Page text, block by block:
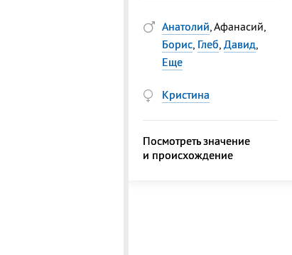
Анатолий, Афанасий,
Борис, Глеб, Давид,
Еще
Кристина
Посмотреть значение
и происхождение